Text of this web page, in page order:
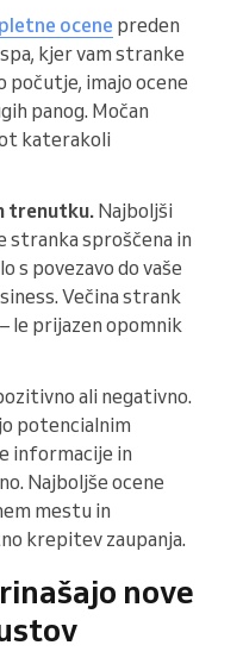
ocene preden
kjer vam stranke
počutje, imajo ocene
panog. Močan
katerakoli
trenutku. Najboljši
stranka sproščena in
s povezavo do vaše
Večina strank
le prijazen opomnik
ali negativno.
potencialnim
informacije in
Najboljše ocene
mestu in
krepitev zaupanja.
nove